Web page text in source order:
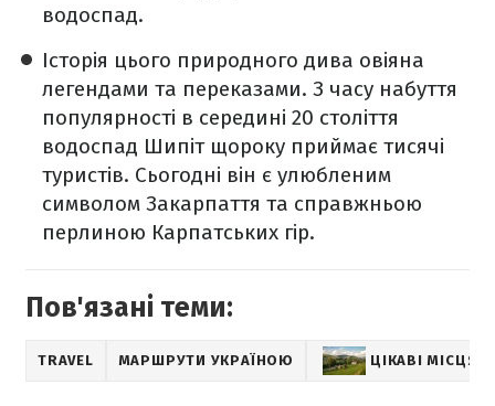
водоспад.
Історія цього природного дива овіяна
легендами та переказами. З часу набуття
популярності в середині 20 століття
водоспад Шипіт щороку приймає тисячі
туристів. Сьогодні він є улюбленим
символом Закарпаття та справжньою
перлиною Карпатських гір.
Пов'язані теми:
TRAVEL МАРШРУТИ УКРАЇНОЮ ЦІКАВІ МІСЦЯ